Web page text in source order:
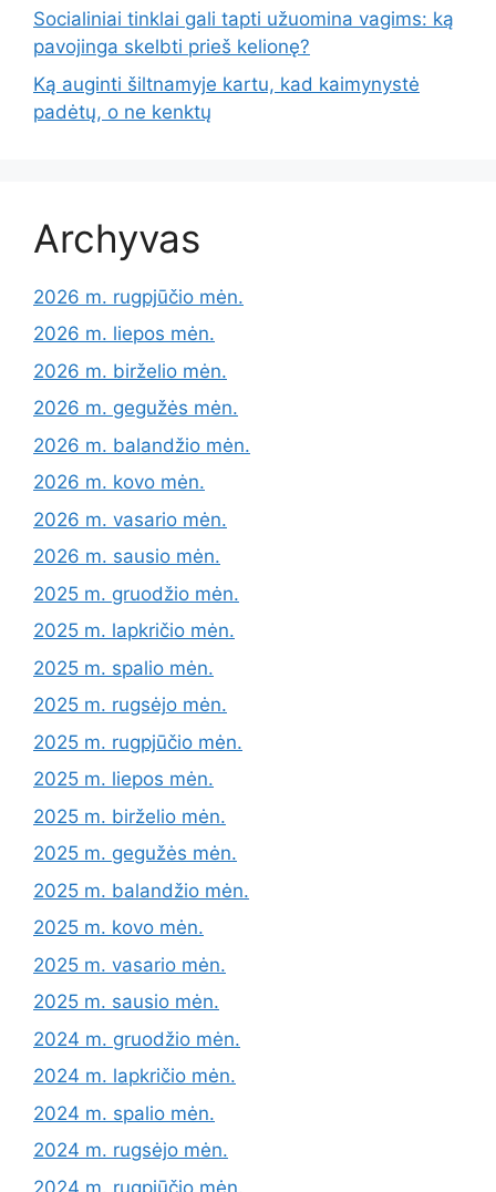
Socialiniai tinklai gali tapti užuomina vagims: ką
pavojinga skelbti prieš kelionę?
Ką auginti šiltnamyje kartu, kad kaimynystė
padėtų, o ne kenktų
Archyvas
2026 m. rugpjūčio mėn.
2026 m. liepos mėn.
2026 m. birželio mėn.
2026 m. gegužės mėn.
2026 m. balandžio mėn.
2026 m. kovo mėn.
2026 m. vasario mėn.
2026 m. sausio mėn.
2025 m. gruodžio mėn.
2025 m. lapkričio mėn.
2025 m. spalio mėn.
2025 m. rugsėjo mėn.
2025 m. rugpjūčio mėn.
2025 m. liepos mėn.
2025 m. birželio mėn.
2025 m. gegužės mėn.
2025 m. balandžio mėn.
2025 m. kovo mėn.
2025 m. vasario mėn.
2025 m. sausio mėn.
2024 m. gruodžio mėn.
2024 m. lapkričio mėn.
2024 m. spalio mėn.
2024 m. rugsėjo mėn.
2024 m. rugpjūčio mėn.